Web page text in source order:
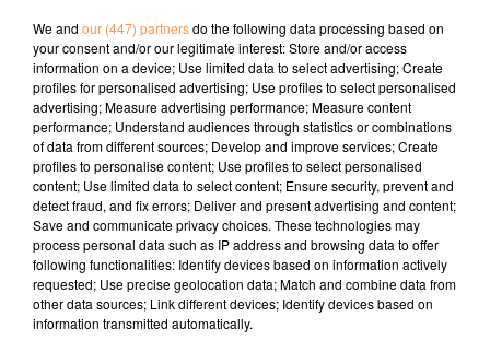
Facebook :Nay la Dynamique
Instagram :@nay_la_dynamique
TITRES DIFFUSÉS
We and our (447) partnersdo the following data processing based on
your consent and/or our legitimate interest: Store and/or access
information on a device; Use limited data to select advertising; Create
profiles for personalised advertising; Use profiles to select personalised
advertising; Measure advertising performance; Measure content
performance; Understand audiences through statistics or combinations
of data from different sources; Develop and improve services; Create
profiles to personalise content; Use profiles to select personalised
content; Use limited data to select content; Ensure security, prevent and
detect fraud, and fix errors; Deliver and present advertising and content;
Save and communicate privacy choices. These technologies may
process personal data such as IP address and browsing data to offer
following functionalities: Identify devices based on information actively
requested; Use precise geolocation data; Match and combine data from
other data sources; Link different devices; Identify devices based on
information transmitted automatically.